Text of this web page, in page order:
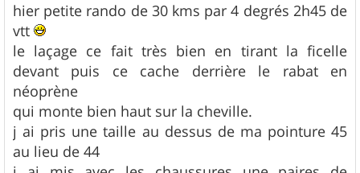
hier petite rando de 30 kms par 4 degrés 2h45 de
vtt
le laçage ce fait très bien en tirant la ficelle
devant puis ce cache derrière le rabat en
néoprène
qui monte bien haut sur la cheville.
j ai pris une taille au dessus de ma pointure 45
au lieu de 44